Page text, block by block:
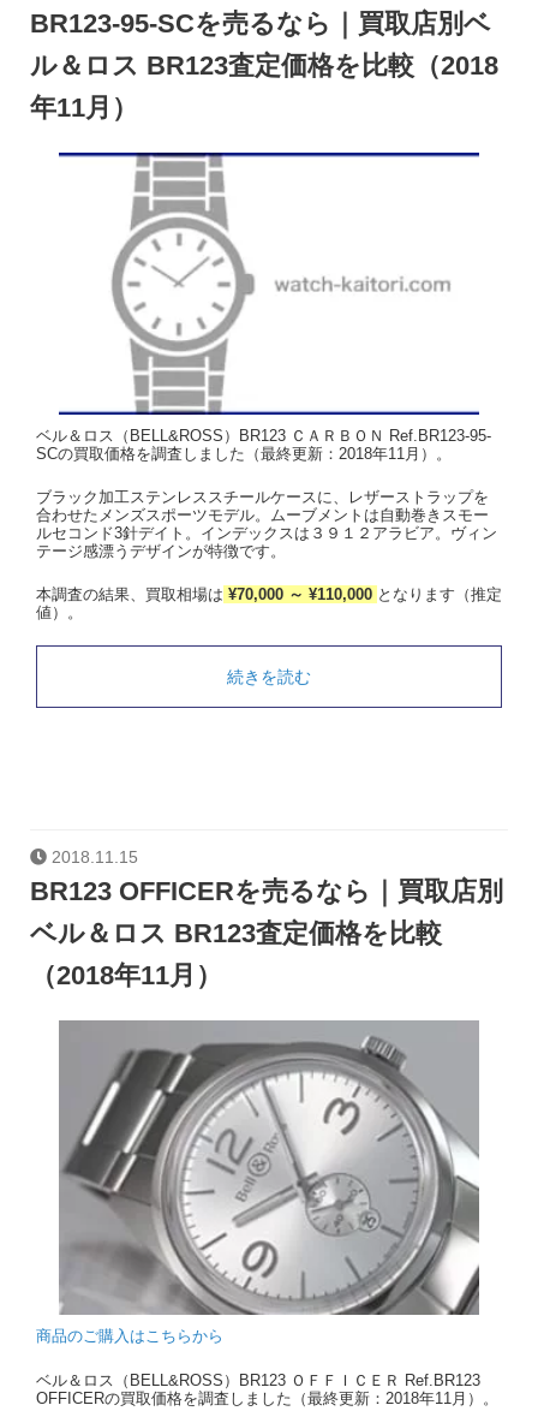
BR123-95-SCを売るなら｜買取店別ベ
ル＆ロス BR123査定価格を比較（2018
年11月）
ベル＆ロス（BELL&ROSS）BR123 ＣＡＲＢＯＮ Ref.BR123-95-
SCの買取価格を調査しました（最終更新：2018年11月）。
ブラック加工ステンレススチールケースに、レザーストラップを
合わせたメンズスポーツモデル。ムーブメントは自動巻きスモー
ルセコンド3針デイト。インデックスは３９１２アラビア。ヴィン
テージ感漂うデザインが特徴です。
本調査の結果、買取相場は ¥70,000 ～ ¥110,000 となります（推定
値）。
続きを読む
2018.11.15
BR123 OFFICERを売るなら｜買取店別
ベル＆ロス BR123査定価格を比較
（2018年11月）
商品のご購入はこちらから
ベル＆ロス（BELL&ROSS）BR123 ＯＦＦＩＣＥＲ Ref.BR123
OFFICERの買取価格を調査しました（最終更新：2018年11月）。